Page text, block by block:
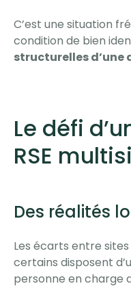
C’est une situation
condition de bien
structurelles d’une
Le défi
RSE
Des réalités
Les écarts entre
certains disposent
personne en charge